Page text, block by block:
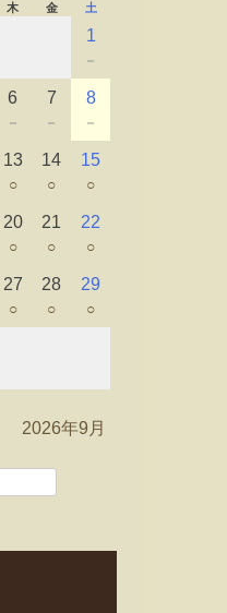
木 金 土
1
－
6
－
7
－
8
－
13
○
14
○
15
○
20
○
21
○
22
○
27
○
28
○
29
○
2026年9月